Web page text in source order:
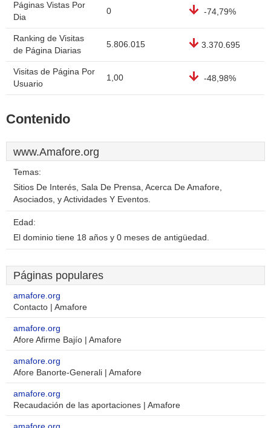
Páginas Vistas Por
Dia
0 -74,79%
Ranking de Visitas
de Página Diarias
5.806.015 3.370.695
Visitas de Página Por
Usuario
1,00 -48,98%
Contenido
www.Amafore.org
Temas:
Sitios De Interés, Sala De Prensa, Acerca De Amafore,
Asociados, y Actividades Y Eventos.
Edad:
El dominio tiene 18 años y 0 meses de antigüedad.
Páginas populares
amafore.org
Contacto | Amafore
amafore.org
Afore Afirme Bajío | Amafore
amafore.org
Afore Banorte-Generali | Amafore
amafore.org
Recaudación de las aportaciones | Amafore